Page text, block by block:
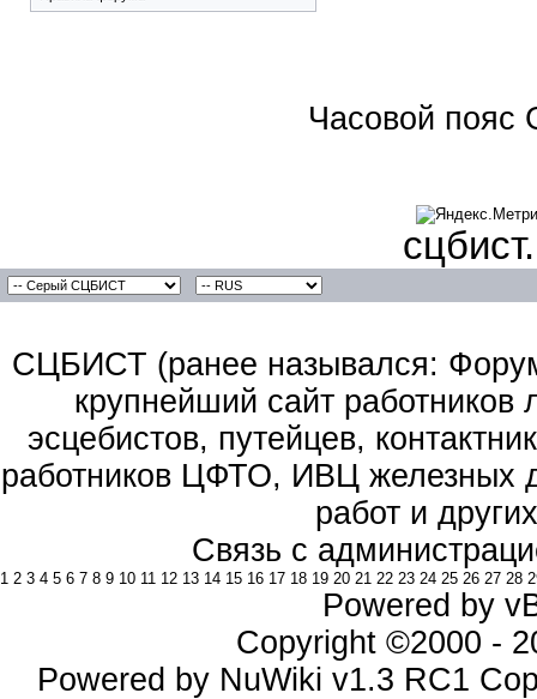
Часовой пояс
СЦБИСТ (ранее назывался:
крупнейший сайт работников
эсцебистов, путейцев,
работников ЦФТО, ИВЦ железных
работ и
Связь с
1 2 3 4 5 6 7 8 9 10 11 12 13 14 15 16 17 18 19 20 21 22 23 24 25 26 27 28
Powered by
Copyright ©2000 -
Powered by NuWiki v1.3 RC1